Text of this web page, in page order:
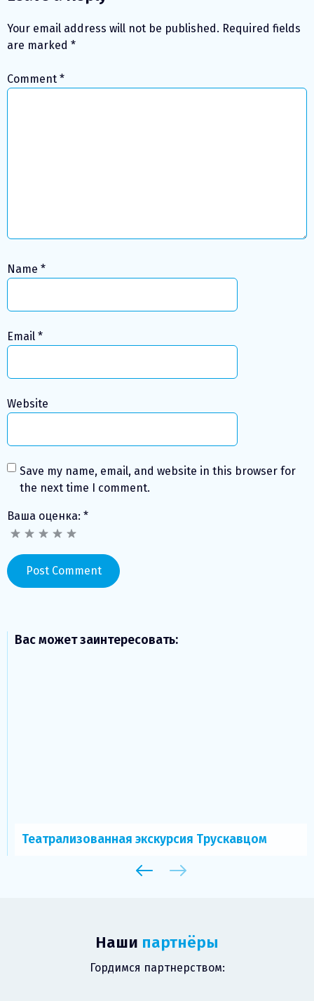
Your email address will not be published. Required fields
are marked *
Comment *
Name *
Email *
Website
Save my name, email, and website in this browser for
the next time I comment.
Ваша оценка: *
Вас может заинтересовать:
Театрализованная экскурсия Трускавцом
Наши партнёры
Гордимся партнерством: